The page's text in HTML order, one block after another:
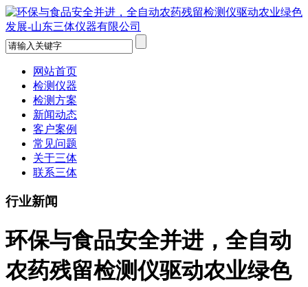
网站首页
检测仪器
检测方案
新闻动态
客户案例
常见问题
关于三体
联系三体
行业新闻
环保与食品安全并进，全自动
农药残留检测仪驱动农业绿色